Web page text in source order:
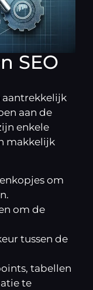
SEO
aantrekkelijk
aan de
enkele
makkelijk
om
om de
tussen de
tabellen
te